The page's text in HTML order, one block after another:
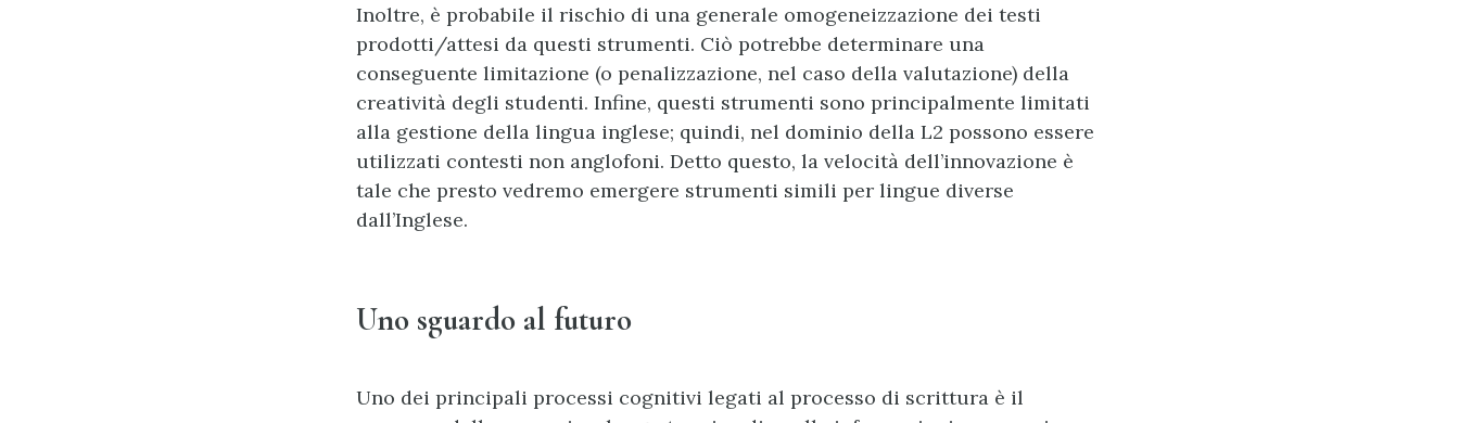
Inoltre, è probabile il rischio di una generale omogeneizzazione dei testi
prodotti/attesi da questi strumenti. Ciò potrebbe determinare una
conseguente limitazione (o penalizzazione, nel caso della valutazione) della
creatività degli studenti. Infine, questi strumenti sono principalmente limitati
alla gestione della lingua inglese; quindi, nel dominio della L2 possono essere
utilizzati contesti non anglofoni. Detto questo, la velocità dell’innovazione è
tale che presto vedremo emergere strumenti simili per lingue diverse
dall’Inglese.
Uno sguardo al futuro
Uno dei principali processi cognitivi legati al processo di scrittura è il